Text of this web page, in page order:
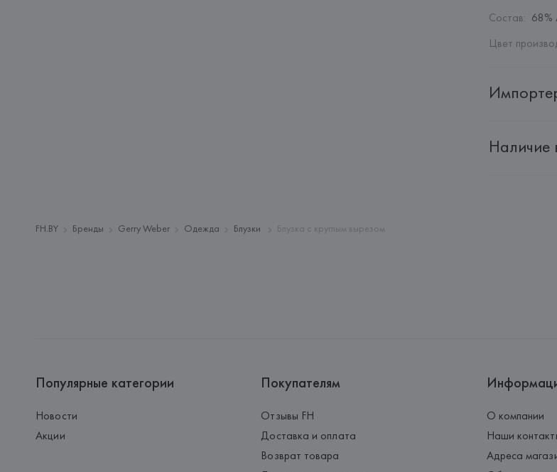
Состав: 68%
Цвет
Адрес:
Наличие
FH.BY Бренды Gerry Weber Одежда Блузки Блузка с круглым вырезом
Популярные категории
Новости
Акции
Покупателям
Отзывы FH
Доставка и оплата
Возврат товара
О компании
Наши
Адреса